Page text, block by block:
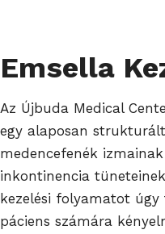
Emsella
Az Újbuda Medical
egy alaposan
medencefenék
inkontinencia
kezelési folyamatot
páciens számára